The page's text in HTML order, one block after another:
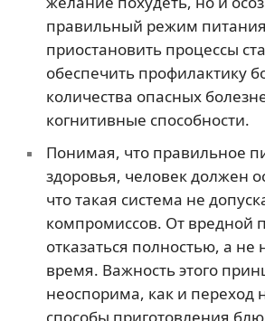
правильный режим
приостановить процессы
обеспечить профилактику
количества опасных
когнитивные способности.
Понимая, что правильное
здоровья, человек должен
что такая система не
компромиссов. От вредной
отказаться полностью, а не
время. Важность этого
неоспорима, как и переход